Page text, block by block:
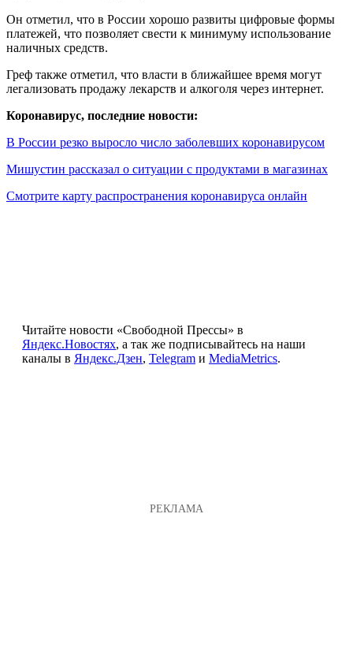
Он отметил, что в России хорошо развиты цифровые формы
платежей, что позволяет свести к минимуму использование
наличных средств.
Греф также отметил, что власти в ближайшее время могут
легализовать продажу лекарств и алкоголя через интернет.
Коронавирус, последние новости:
В России резко выросло число заболевших коронавирусом
Мишустин рассказал о ситуации с продуктами в магазинах
Смотрите карту распространения коронавируса онлайн
Читайте новости «Свободной Прессы» в
Яндекс.Новостях, а так же подписывайтесь на наши
каналы в Яндекс.Дзен, Telegram и MediaMetrics.